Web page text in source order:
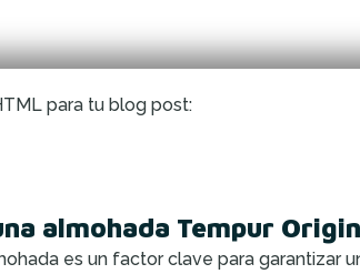
para tu blog post:
almohada Tempur
es un factor clave para garantizar